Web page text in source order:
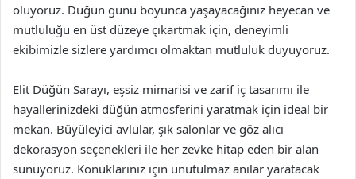
oluyoruz. Düğün günü boyunca yaşayacağınız heyecan ve
mutluluğu en üst düzeye çıkartmak için, deneyimli
ekibimizle sizlere yardımcı olmaktan mutluluk duyuyoruz.
Elit Düğün Sarayı, eşsiz mimarisi ve zarif iç tasarımı ile
hayallerinizdeki düğün atmosferini yaratmak için ideal bir
mekan. Büyüleyici avlular, şık salonlar ve göz alıcı
dekorasyon seçenekleri ile her zevke hitap eden bir alan
sunuyoruz. Konuklarınız için unutulmaz anılar yaratacak